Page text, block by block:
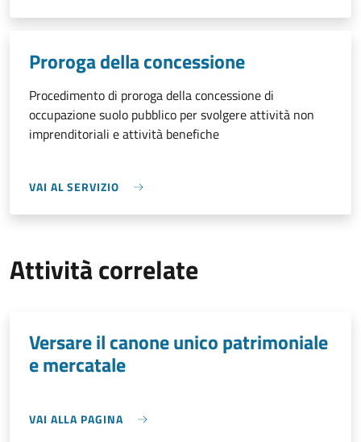
Proroga della concessione
Procedimento di proroga della concessione di
occupazione suolo pubblico per svolgere attività non
imprenditoriali e attività benefiche
VAI AL SERVIZIO
Attività correlate
Versare il canone unico patrimoniale
e mercatale
VAI ALLA PAGINA